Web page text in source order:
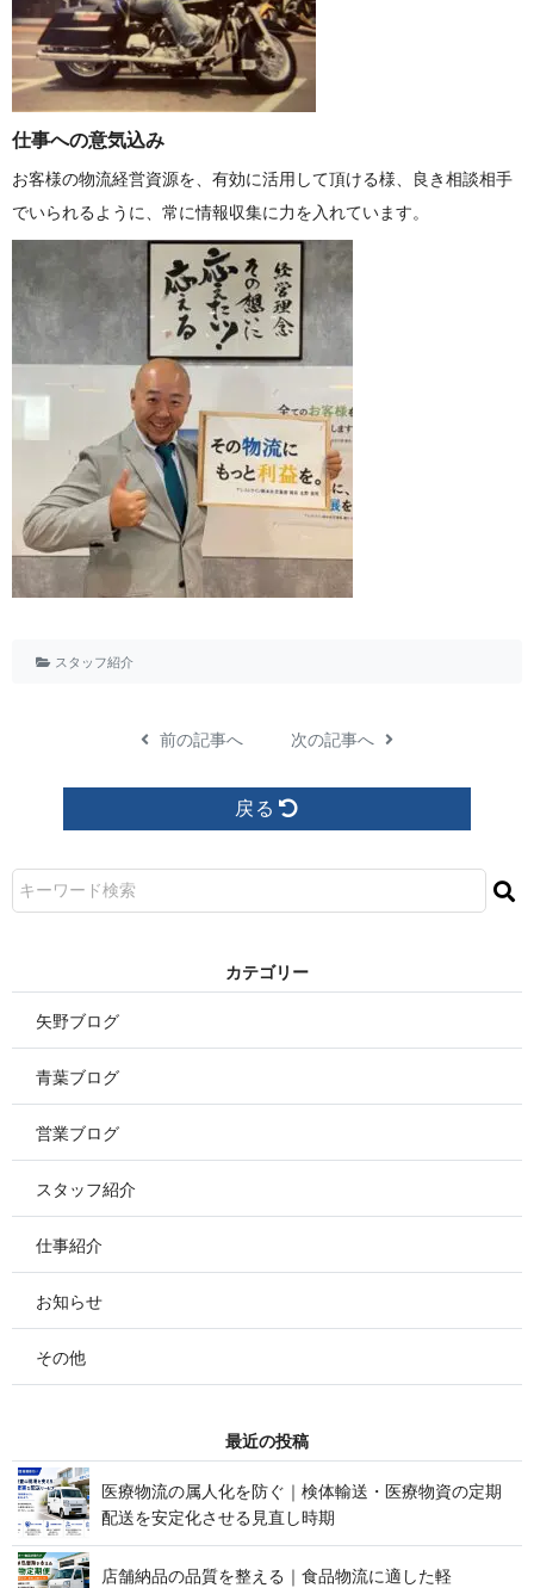
仕事への 意 気 込 み
お客様の物流経営資源を、有効に活用して頂ける様、良き相談相手
でいられるように、常に情報収集に力を入れて い ま す 。
スタッフ紹介
前の記事へ 次の記事へ
戻る
カ テ ゴ リ ー
矢野ブログ
青葉ブログ
営業ブログ
スタッフ紹介
仕事紹介
お知らせ
その他
最 近 の 投 稿
医療物流の属人化を防ぐ｜検体輸送・医療物資の定期
配送を安定化させる見 直 し 時 期
店舗納品の品質を整える｜食品物流に適した軽